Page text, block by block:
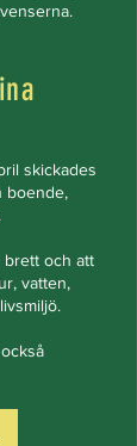
skickades
boende,
brett och att
vatten,